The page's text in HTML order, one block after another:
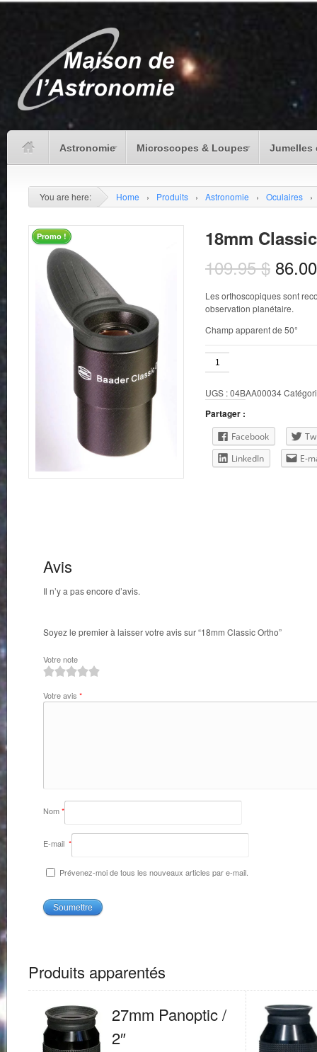
Astronomie Microscopes & Loupes Jumelles
You are here: Home › Produits › Astronomie › Oculaires ›
Promo ! 18mm
109.95$
Les orthoscopiques sont
observation planétaire.
Champ apparent de 50°
quantité
de
Classic
Ortho
UGS :04BAA00034
Partager :
Facebook
LinkedIn
E-
Avis
Il n’y a pas encore d’avis.
Soyez le premier à laisser votre avis sur “18mm Classic Ortho”
Votre note
Votre avis *
Nom*
E-mail *
Prévenez-moi de tous les nouveaux articles par e-mail.
Produits apparentés
27mm Panoptic /
2″